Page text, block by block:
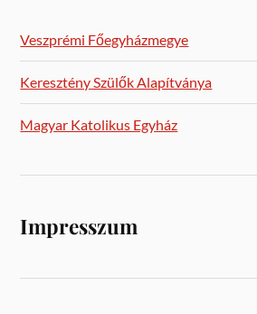
Veszprémi Főegyházmegye
Keresztény Szülők Alapítványa
Magyar Katolikus Egyház
Impresszum